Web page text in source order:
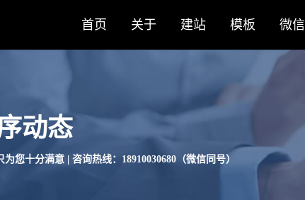
首页 关于 建站 模板 微信
动态
为您十分满意 | 咨询热线：18910030680（微信同号）